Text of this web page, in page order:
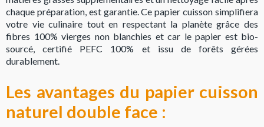
chaque préparation, est garantie. Ce papier cuisson simplifiera
votre vie culinaire tout en respectant la planète grâce des
fibres 100% vierges non blanchies et car le papier est bio-
sourcé, certifié PEFC 100% et issu de forêts gérées
durablement.
Les avantages du papier cuisson
naturel double face :